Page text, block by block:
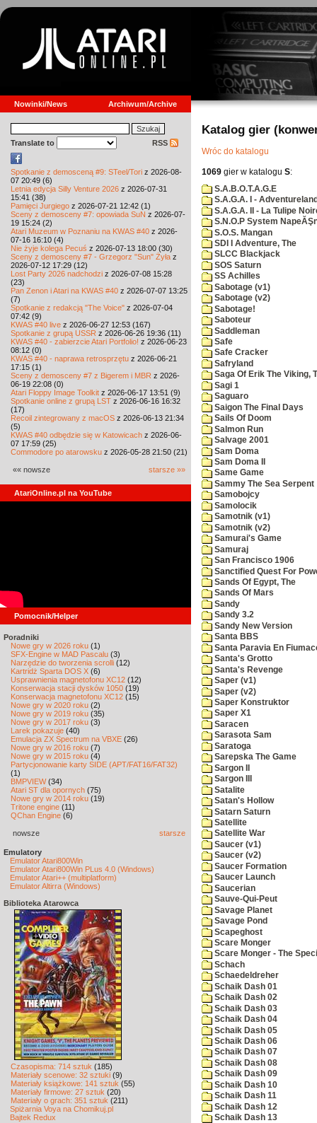
Nowinki/News Archiwum/Archive
Translate to RSS
Spotkanie z demosceną #9: STeel/Tori z 2026-08-
07 20:49 (6)
Letnia edycja Silly Venture 2026 z 2026-07-31
15:41 (38)
Pamięci Jurgiego z 2026-07-21 12:42 (1)
Sceny z demosceny #7: opowiada SuN z 2026-07-
19 15:24 (2)
Atari Muzeum w Poznaniu na KWAS #40 z 2026-
07-16 16:10 (4)
Nie żyje kolega Pecuś z 2026-07-13 18:00 (30)
Sceny z demosceny #7 - Grzegorz "Sun" Żyła z
2026-07-12 17:29 (12)
Lost Party 2026 nadchodzi z 2026-07-08 15:28
(23)
Pan Zenon i Atari na KWAS #40 z 2026-07-07 13:25
(7)
Spotkanie z redakcją "The Voice" z 2026-07-04
07:42 (9)
KWAS #40 live z 2026-06-27 12:53 (167)
Spotkanie z grupą USSR z 2026-06-26 19:36 (11)
KWAS #40 - zabierzcie Atari Portfolio! z 2026-06-23
08:12 (0)
KWAS #40 - naprawa retrosprzętu z 2026-06-21
17:15 (1)
Sceny z demosceny #7 z Bigerem i MBR z 2026-
06-19 22:08 (0)
Atari Floppy Image Toolkit z 2026-06-17 13:51 (9)
Spotkanie online z grupą LST z 2026-06-16 16:32
(17)
Recoil zintegrowany z macOS z 2026-06-13 21:34
(5)
KWAS #40 odbędzie się w Katowicach z 2026-06-
07 17:59 (25)
Commodore po atarowsku z 2026-05-28 21:50 (21)
«« nowsze starsze »»
AtariOnline.pl na YouTube
Pomocnik/Helper
Poradniki
Nowe gry w 2026 roku (1)
SFX-Engine w MAD Pascalu (3)
Narzędzie do tworzenia scrolli (12)
Kartridż Sparta DOS X (6)
Usprawnienia magnetofonu XC12 (12)
Konserwacja stacji dysków 1050 (19)
Konserwacja magnetofonu XC12 (15)
Nowe gry w 2020 roku (2)
Nowe gry w 2019 roku (35)
Nowe gry w 2017 roku (3)
Larek pokazuje (40)
Emulacja ZX Spectrum na VBXE (26)
Nowe gry w 2016 roku (7)
Nowe gry w 2015 roku (4)
Partycjonowanie karty SIDE (APT/FAT16/FAT32)
(1)
BMPVIEW(34)
Atari ST dla opornych (75)
Nowe gry w 2014 roku (19)
Tritone engine (11)
QChan Engine (6)
nowsze starsze
Emulatory
Emulator Atari800Win
Emulator Atari800Win PLus 4.0 (Windows)
Emulator Atari++ (multiplatform)
Emulator Altirra (Windows)
Biblioteka Atarowca
Czasopisma: 714 sztuk (185)
Materiały scenowe: 32 sztuki (9)
Materiały książkowe: 141 sztuk (55)
Materiały firmowe: 27 sztuk (20)
Materiały o grach: 351 sztuk (211)
Spiżarnia Voya na Chomikuj.pl
Bajtek Redux
Katalog gier
Wróc do katalogu
1069 gier w katalogu S:
S.A.B.O.T.A.G.E
S.A.G.A. I -
S.A.G.A. II - La Tulipe
S.N.O.P System
S.O.S. Mangan
SDI I Adventure, The
SLCC Blackjack
SOS Saturn
SS Achilles
Sabotage (v1)
Sabotage (v2)
Sabotage!
Saboteur
Saddleman
Safe
Safe Cracker
Safryland
Saga Of Erik The Viking,
Sagi 1
Saguaro
Saigon The Final Days
Sails Of Doom
Salmon Run
Salvage 2001
Sam Doma
Sam Doma II
Same Game
Sammy The Sea Serpent
Samobojcy
Samolocik
Samotnik (v1)
Samotnik (v2)
Samurai's Game
Samuraj
San Francisco 1906
Sanctified Quest For
Sands Of Egypt, The
Sands Of Mars
Sandy
Sandy 3.2
Sandy New Version
Santa BBS
Santa Paravia En
Santa's Grotto
Santa's Revenge
Saper (v1)
Saper (v2)
Saper Konstruktor
Saper X1
Saracen
Sarasota Sam
Saratoga
Sarepska The Game
Sargon II
Sargon III
Satalite
Satan's Hollow
Satarn Saturn
Satellite
Satellite War
Saucer (v1)
Saucer (v2)
Saucer Formation
Saucer Launch
Saucerian
Sauve-Qui-Peut
Savage Planet
Savage Pond
Scapeghost
Scare Monger
Scare Monger - The
Schach
Schaedeldreher
Schaik Dash 01
Schaik Dash 02
Schaik Dash 03
Schaik Dash 04
Schaik Dash 05
Schaik Dash 06
Schaik Dash 07
Schaik Dash 08
Schaik Dash 09
Schaik Dash 10
Schaik Dash 11
Schaik Dash 12
Schaik Dash 13